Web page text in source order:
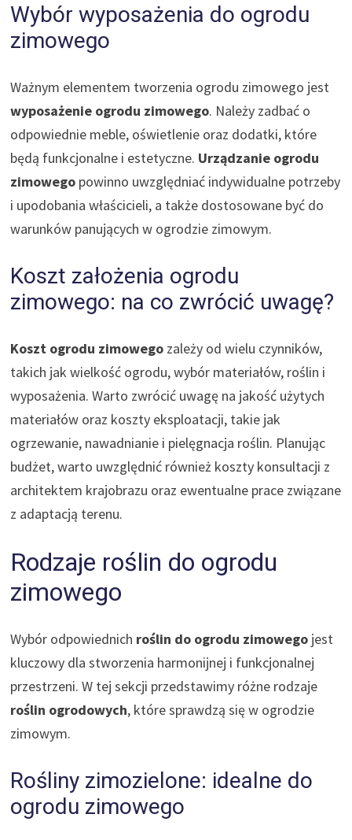
Wybór wyposażenia do ogrodu
zimowego
Ważnym elementem tworzenia ogrodu zimowego jest
wyposażenie ogrodu zimowego. Należy zadbać o
odpowiednie meble, oświetlenie oraz dodatki, które
będą funkcjonalne i estetyczne. Urządzanie ogrodu
zimowego powinno uwzględniać indywidualne potrzeby
i upodobania właścicieli, a także dostosowane być do
warunków panujących w ogrodzie zimowym.
Koszt założenia ogrodu
zimowego: na co zwrócić uwagę?
Koszt ogrodu zimowego zależy od wielu czynników,
takich jak wielkość ogrodu, wybór materiałów, roślin i
wyposażenia. Warto zwrócić uwagę na jakość użytych
materiałów oraz koszty eksploatacji, takie jak
ogrzewanie, nawadnianie i pielęgnacja roślin. Planując
budżet, warto uwzględnić również koszty konsultacji z
architektem krajobrazu oraz ewentualne prace związane
z adaptacją terenu.
Rodzaje roślin do ogrodu
zimowego
Wybór odpowiednich roślin do ogrodu zimowego jest
kluczowy dla stworzenia harmonijnej i funkcjonalnej
przestrzeni. W tej sekcji przedstawimy różne rodzaje
roślin ogrodowych, które sprawdzą się w ogrodzie
zimowym.
Rośliny zimozielone: idealne do
ogrodu zimowego